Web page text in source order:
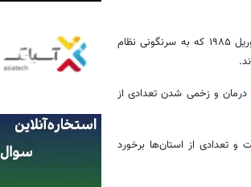
معترضان سودانی به درخواست جمعیت مشاغل سودان و به مناسبت انتفاضه ششم آوریل ۱۹۸۵ که به سرنگونی نظام
درمان و زخمی شدن تعدادی از
تعدادی از استان‌ها برخورد